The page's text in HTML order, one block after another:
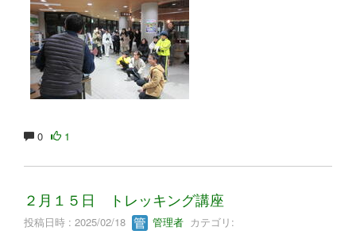
0 1
２月１５日 トレッキング講座
投稿日時 : 2025/02/18 管理者 カテゴリ: